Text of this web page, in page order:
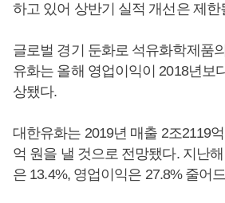
하고 있어 상반기 실적 개선은 제
글로벌 경기 둔화로 석유화학제품
유화는 올해 영업이익이 2018년보
상됐다.
대한유화는 2019년 매출 2조2119
억 원을 낼 것으로 전망됐다. 지난
은 13.4%, 영업이익은 27.8% 줄어